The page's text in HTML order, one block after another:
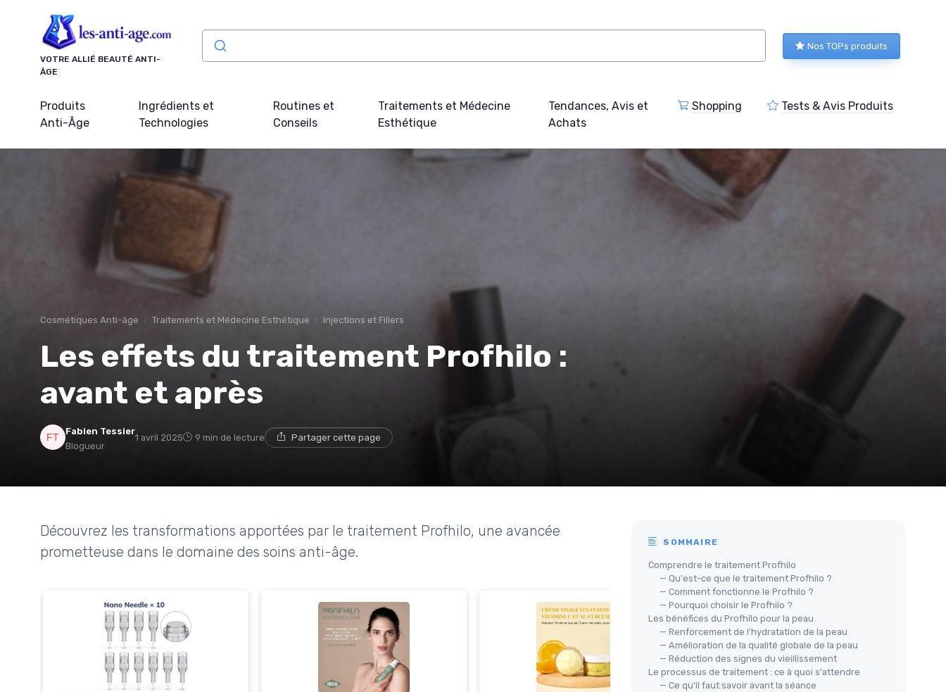
VOTRE ALLIÉ BEAUTÉ ANTI-
ÂGE
Nos TOPs produits
Produits
Anti-Âge
Ingrédients et
Technologies
Routines et
Conseils
Traitements et Médecine
Esthétique
Tendances, Avis et
Achats
Shopping Tests & Avis Produits
Cosmétiques Anti-âge Traitements et Médecine Esthétique Injections et Fillers
Les effets du traitement Profhilo :
avant et après
Fabien Tessier
Blogueur
1 avril 2025 9 min de lecture Partager cette page
Découvrez les transformations apportées par le traitement Profhilo, une avancée
prometteuse dans le domaine des soins anti-âge.
SOMMAIRE
Comprendre le traitement Profhilo
— Qu'est-ce que le traitement Profhilo ?
— Comment fonctionne le Profhilo ?
— Pourquoi choisir le Profhilo ?
Les bénéfices du Profhilo pour la peau
— Renforcement de l'hydratation de la peau
— Amélioration de la qualité globale de la peau
— Réduction des signes du vieillissement
Le processus de traitement : ce à quoi s'attendre
— Ce qu'il faut savoir avant la séance